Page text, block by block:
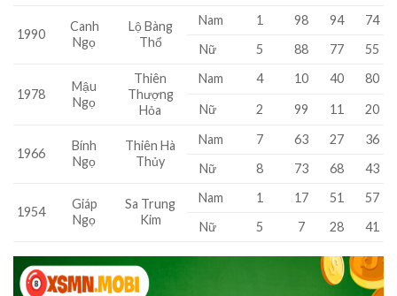
1990
Canh
Ngọ
Lộ Bàng
Thổ
Nam 1 98 94
74
Nữ
5 88 77 55
1978
Mậu
Ngọ
Thiên
Thượng
Hỏa
Nam 4 10 40 80
Nữ 2 99 11 20
1966
Bính
Ngọ
Thiên Hà
Thủy
Nam 7 63 27
36
Nữ
8 73 68 43
1954
Giáp
Ngọ
Sa Trung
Kim
Nam 1 17 51
57
Nữ
5 7 28 41